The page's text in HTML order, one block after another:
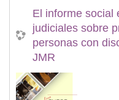
El informe social
judiciales sobre
personas con
JMR